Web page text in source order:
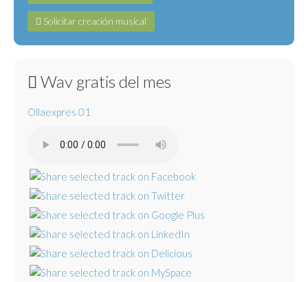
Solicitar creación musical
Wav gratis del mes
Ollaexpres 01